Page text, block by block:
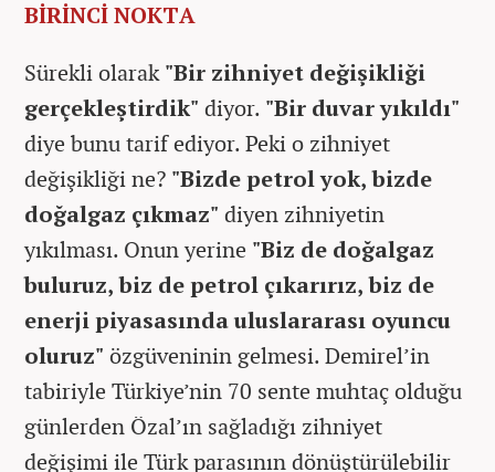
BİRİNCİ NOKTA
Sürekli olarak"Bir zihniyet değişikliği
gerçekleştirdik" diyor. "Bir duvar yıkıldı"
diye bunu tarif ediyor. Peki o zihniyet
değişikliği ne? "Bizde petrol yok, bizde
doğalgaz çıkmaz" diyen zihniyetin
yıkılması. Onun yerine "Biz de doğalgaz
buluruz, biz de petrol çıkarırız, biz de
enerji piyasasında uluslararası oyuncu
oluruz" özgüveninin gelmesi. Demirel’in
tabiriyle Türkiye’nin 70 sente muhtaç olduğu
günlerden Özal’ın sağladığı zihniyet
değişimi ile Türk parasının dönüştürülebilir